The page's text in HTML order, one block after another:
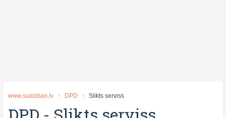
www.sudzibas.lv DPD Slikts serviss